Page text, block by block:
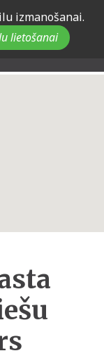
izmanošanai.
lietošanai